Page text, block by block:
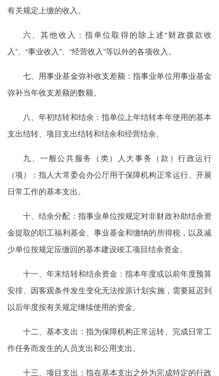
有关规定上缴的收入。
六、其他收入：指单位取得的除上述“财政拨款收
入”、“事业收入”、“经营收入”等以外的各项收入。
七、用事业基金弥补收支差额：指事业单位用事业基金
弥补当年收支差额的数额。
八、年初结转和结余：指单位上年结转本年使用的基本
支出结转、项目支出结转和结余和经营结余。
九、一般公共服务（类）人大事务（款）行政运行
（项）：指人大常委会办公厅用于保障机构正常运行、开展
日常工作的基本支出。
十、结余分配：指事业单位按规定对非财政补助结余资
金提取的职工福利基金、事业基金和缴纳的所得税，以及减
少单位按规定应缴回的基本建设竣工项目结余资金。
十一、年末结转和结余资金：指本年度或以前年度预算
安排、因客观条件发生变化无法按原计划实施，需要延迟到
以后年度按有关规定继续使用的资金。
十二、基本支出：指为保障机构正常运转、完成日常工
作任务而发生的人员支出和公用支出。
十三、项目支出：指在基本支出之外为完成特定的行政